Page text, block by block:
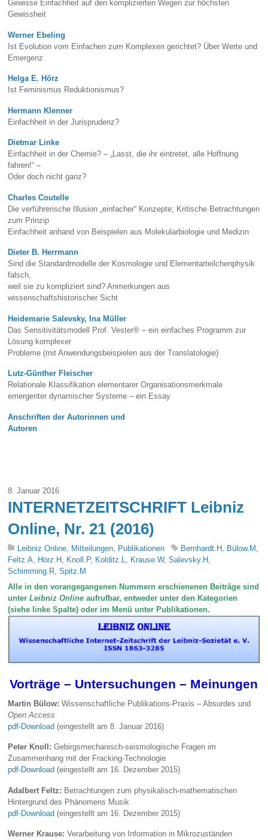
Gewisse Einfachheit auf den komplizierten Wegen zur höchsten
Gewissheit
Werner Ebeling
Ist Evolution vom Einfachen zum Komplexen gerichtet? Über Werte und
Emergenz
Helga E. Hörz
Ist Feminismus Reduktionismus?
Hermann Klenner
Einfachheit in der Jurisprudenz?
Dietmar Linke
Einfachheit in der Chemie? – „Lasst, die ihr eintretet, alle Hoffnung
fahren!“ –
Oder doch nicht ganz?
Charles Coutelle
Die verführerische Illusion „einfacher“ Konzepte; Kritische Betrachtungen
zum Prinzip
Einfachheit anhand von Beispielen aus Molekularbiologie und Medizin
Dieter B. Herrmann
Sind die Standardmodelle der Kosmologie und Elementarteilchenphysik
falsch,
weil sie zu kompliziert sind? Anmerkungen aus
wissenschaftshistorischer Sicht
Heidemarie Salevsky, Ina Müller
Das Sensitivitätsmodell Prof. Vester® – ein einfaches Programm zur
Lösung komplexer
Probleme (mit Anwendungsbeispielen aus der Translatologie)
Lutz-Günther Fleischer
Relationale Klassifikation elementarer Organisationsmerkmale
emergenter dynamischer Systeme – ein Essay
Anschriften der Autorinnen und
Autoren
8. Januar 2016
INTERNETZEITSCHRIFT Leibniz
Online, Nr. 21 (2016)
Leibniz Online Mitteilungen Publikationen Bernhardt.H Bülow.M
Feltz.A Hörz.H Knoll.P, Kolditz.L Krause.W,Salevsky.H
Schimming.R ,Spitz.M
Alle in den vorangegangenen Nummern erschienenen Beiträge sind
unterLeibniz Online aufrufbar, entweder unter den Kategorien
(siehe linke Spalte) oder im Menü unter Publikationen.
Vorträge – Untersuchungen – Meinungen
Martin Bülow: Wissenschaftliche Publikations-Praxis – Absurdes und
Open Access
pdf-Download(eingestellt am 8. Januar 2016)
Peter Knoll: Gebirgsmechanisch-seismologische Fragen im
Zusammenhang mit der Fracking-Technologie
pdf-Download(eingestellt am 16. Dezember 2015)
Adalbert Feltz: Betrachtungen zum physikalisch-mathematischen
Hintergrund des Phänomens Musik
pdf-Download (eingestellt am 16. Dezember 2015)
Werner Krause: Verarbeitung von Information in Mikrozuständen